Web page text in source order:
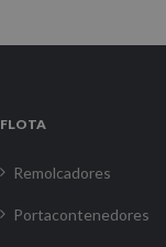
FLOTA
Remolcadores
Portacontenedores